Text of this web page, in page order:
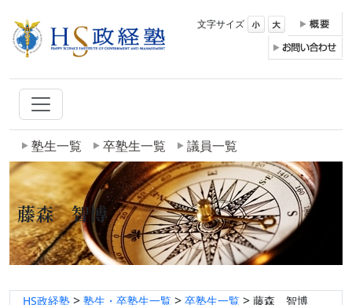
文字サイズ
塾生一覧 卒塾生一覧 議員一覧
藤森 智博
HS政経塾 > 塾生・卒塾生一覧 > 卒塾生一覧 > 藤森 智博